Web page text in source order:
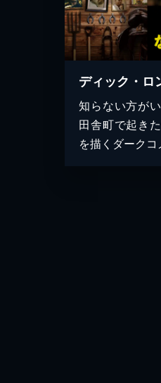
知らない方が
田舎町で起き
を描くダークコ